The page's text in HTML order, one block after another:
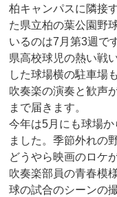
柏キャンパスに隣接
た県立柏の葉公園野
いるのは7月第3週で
県高校球児の熱い戦
した球場横の駐車場
吹奏楽の演奏と歓声
まで届きます。
今年は5月にも球場
ました。季節外れの
どうやら映画のロケ
吹奏楽部員の青春模
球の試合のシーンの